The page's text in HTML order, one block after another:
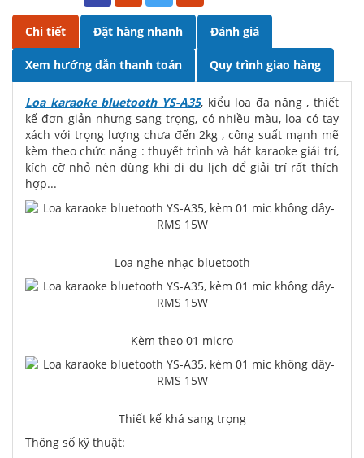
Chi tiết Đặt hàng nhanh Đánh giá
Xem hướng dẫn thanh toán Quy trình giao hàng
Loa karaoke bluetooth YS-A35, kiểu loa đa năng , thiết
kế đơn giản nhưng sang trọng, có nhiều màu, loa có tay
xách với trọng lượng chưa đến 2kg , công suất mạnh mẽ
kèm theo chức năng : thuyết trình và hát karaoke giải trí,
kích cỡ nhỏ nên dùng khi đi du lịch để giải trí rất thích
hợp...
Loa nghe nhạc bluetooth
Kèm theo 01 micro
Thiết kế khá sang trọng
Thông số kỹ thuật: